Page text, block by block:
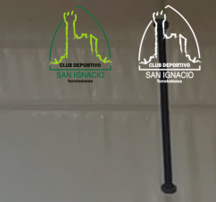
Skip to main content